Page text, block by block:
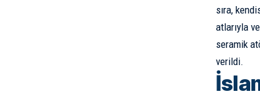
sıra,
atlarıyla
seramik
verildi.